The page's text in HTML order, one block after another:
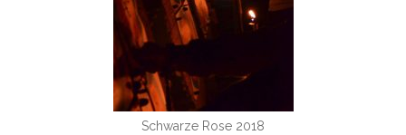
Schwarze Rose 2018